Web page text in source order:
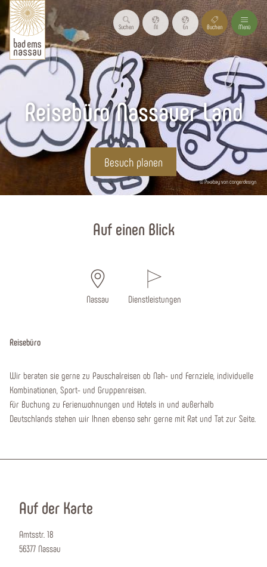
Suchen Nl En Buchen Menü
© Pixabay von congerdesign
Reisebüro Nassauer Land
Besuch planen
Auf einen Blick
Nassau Dienstleistungen
Reisebüro
Wir beraten sie gerne zu Pauschalreisen ob Nah- und Fernziele, individuelle
Kombinationen, Sport- und Gruppenreisen.
Für Buchung zu Ferienwohnungen und Hotels in und außerhalb
Deutschlands stehen wir Ihnen ebenso sehr gerne mit Rat und Tat zur Seite.
Auf der Karte
Amtsstr. 18
56377 Nassau